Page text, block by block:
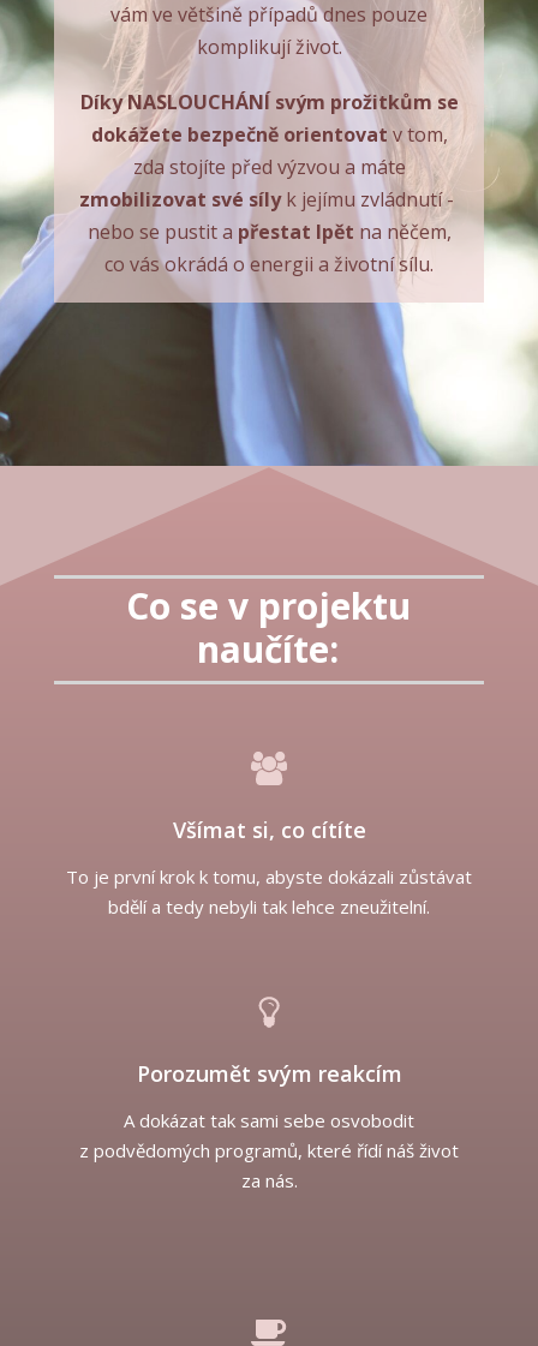
vám ve většině případů dnes pouze
komplikují život.
Díky NASLOUCHÁNÍ svým prožitkům se
dokážete bezpečně orientovat v tom,
zda stojíte před výzvou a máte
zmobilizovat své sílyk jejímu zvládnutí -
nebo se pustit a přestat lpět na něčem,
co vás okrádá o energii a životní sílu.
Co se v projektu
naučíte:
Všímat si, co cítíte
To je první krok k tomu, abyste dokázali zůstávat
bdělí a tedy nebyli tak lehce zneužitelní.
Porozumět svým reakcím
A dokázat tak sami sebe osvobodit
z podvědomých programů, které řídí náš život
za nás.